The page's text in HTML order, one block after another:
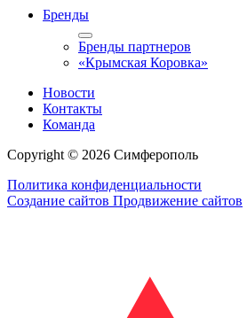
Бренды
Бренды партнеров
«Крымская Коровка»
Новости
Контакты
Команда
Copyright © 2026 Симферополь
Политика конфиденциальности
Создание сайтов Продвижение сайтов